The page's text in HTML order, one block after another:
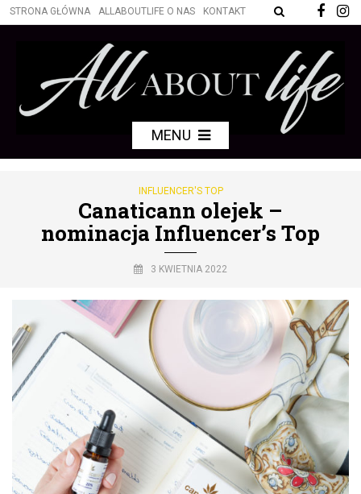
STRONA GŁÓWNA ALLABOUTLIFE O NAS KONTAKT
MENU
INFLUENCER'S TOP
Canaticann olejek –
nominacja Influencer’s Top
3 KWIETNIA 2022